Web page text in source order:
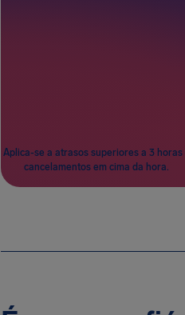
Aplica-se a atrasos superiores a 3 horas
cancelamentos em cima da hora.